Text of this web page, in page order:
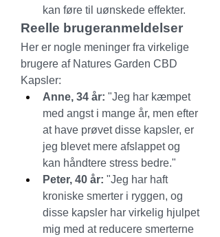
kan føre til uønskede effekter.
Reelle brugeranmeldelser
Her er nogle meninger fra virkelige
brugere af Natures Garden CBD
Kapsler:
Anne, 34 år: "Jeg har kæmpet
med angst i mange år, men efter
at have prøvet disse kapsler, er
jeg blevet mere afslappet og
kan håndtere stress bedre."
Peter, 40 år: "Jeg har haft
kroniske smerter i ryggen, og
disse kapsler har virkelig hjulpet
mig med at reducere smerterne